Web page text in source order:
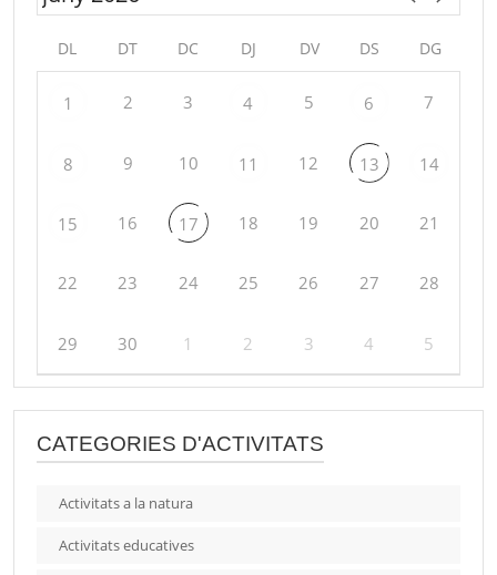
DL DT DC DJ DV DS DG
1 2 3 4 5 6 7
8 9 10 11 12 13 14
15 16 17 18 19 20 21
22 23 24 25 26 27 28
29 30 1 2 3 4 5
CATEGORIES D'ACTIVITATS
Activitats a la natura
Activitats educatives